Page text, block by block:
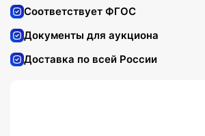
Соответствует ФГОС
Документы для аукциона
Доставка по всей России